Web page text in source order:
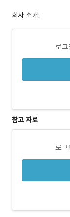
회사 소개:
로그
참고 자료
로그